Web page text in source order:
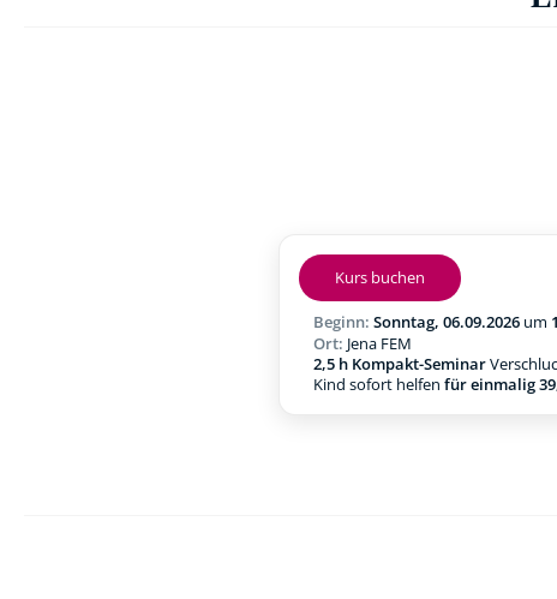
Kurs buchen
Beginn: Sonntag, 06.09.2026 um
Ort: Jena FEM
2,5 h Kompakt-Seminar
Kind sofort helfen für einmalig